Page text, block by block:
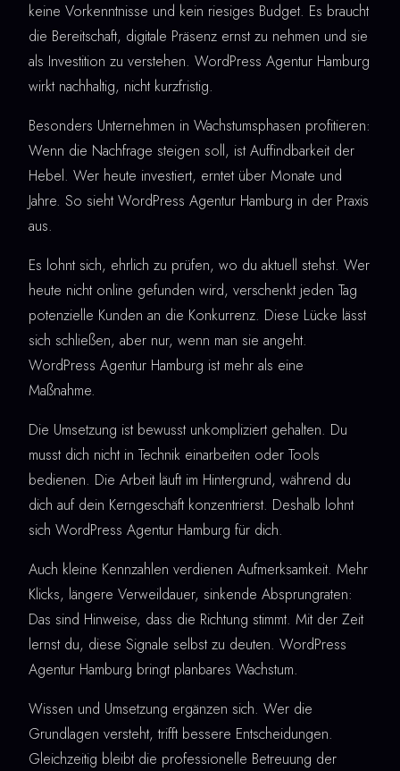
keine Vorkenntnisse und kein riesiges Budget. Es braucht
die Bereitschaft, digitale Präsenz ernst zu nehmen und sie
als Investition zu verstehen. WordPress Agentur Hamburg
wirkt nachhaltig, nicht kurzfristig.
Besonders Unternehmen in Wachstumsphasen profitieren:
Wenn die Nachfrage steigen soll, ist Auffindbarkeit der
Hebel. Wer heute investiert, erntet über Monate und
Jahre. So sieht WordPress Agentur Hamburg in der Praxis
aus.
Es lohnt sich, ehrlich zu prüfen, wo du aktuell stehst. Wer
heute nicht online gefunden wird, verschenkt jeden Tag
potenzielle Kunden an die Konkurrenz. Diese Lücke lässt
sich schließen, aber nur, wenn man sie angeht.
WordPress Agentur Hamburg ist mehr als eine
Maßnahme.
Die Umsetzung ist bewusst unkompliziert gehalten. Du
musst dich nicht in Technik einarbeiten oder Tools
bedienen. Die Arbeit läuft im Hintergrund, während du
dich auf dein Kerngeschäft konzentrierst. Deshalb lohnt
sich WordPress Agentur Hamburg für dich.
Auch kleine Kennzahlen verdienen Aufmerksamkeit. Mehr
Klicks, längere Verweildauer, sinkende Absprungraten:
Das sind Hinweise, dass die Richtung stimmt. Mit der Zeit
lernst du, diese Signale selbst zu deuten. WordPress
Agentur Hamburg bringt planbares Wachstum.
Wissen und Umsetzung ergänzen sich. Wer die
Grundlagen versteht, trifft bessere Entscheidungen.
Gleichzeitig bleibt die professionelle Betreuung der